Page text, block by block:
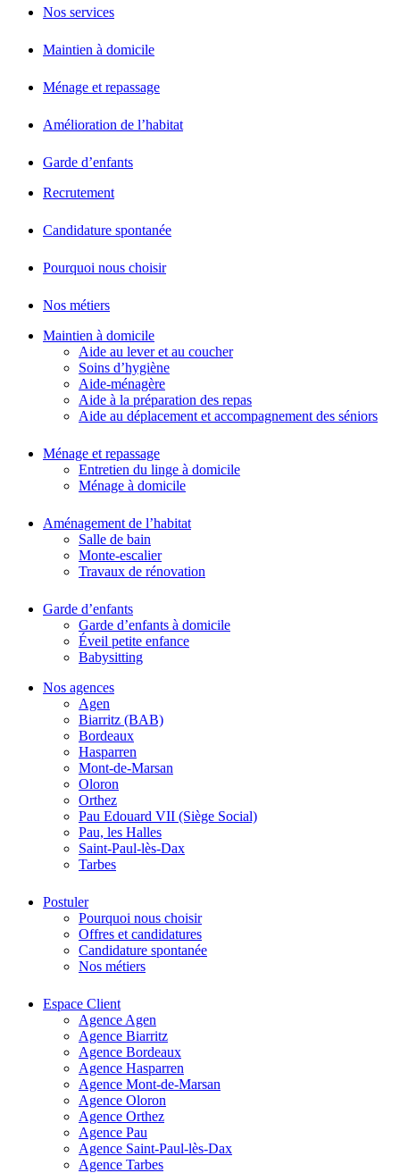
Nos services
Maintien à domicile
Ménage et repassage
Amélioration de l’habitat
Garde d’enfants
Recrutement
Candidature spontanée
Pourquoi nous choisir
Nos métiers
Maintien à domicile
Aide au lever et au coucher
Soins d’hygiène
Aide-ménagère
Aide à la préparation des repas
Aide au déplacement et accompagnement des séniors
Ménage et repassage
Entretien du linge à domicile
Ménage à domicile
Aménagement de l’habitat
Salle de bain
Monte-escalier
Travaux de rénovation
Garde d’enfants
Garde d’enfants à domicile
Éveil petite enfance
Babysitting
Nos agences
Agen
Biarritz (BAB)
Bordeaux
Hasparren
Mont-de-Marsan
Oloron
Orthez
Pau Edouard VII (Siège Social)
Pau, les Halles
Saint-Paul-lès-Dax
Tarbes
Postuler
Pourquoi nous choisir
Offres et candidatures
Candidature spontanée
Nos métiers
Espace Client
Agence Agen
Agence Biarritz
Agence Bordeaux
Agence Hasparren
Agence Mont-de-Marsan
Agence Oloron
Agence Orthez
Agence Pau
Agence Saint-Paul-lès-Dax
Agence Tarbes